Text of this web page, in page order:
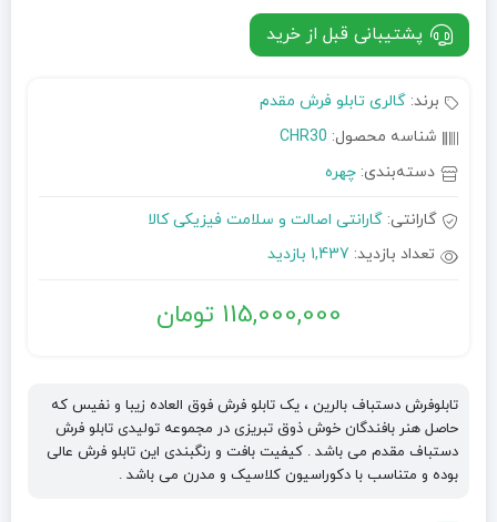
پشتیبانی قبل از خرید
برند: گالری تابلو فرش مقدم
شناسه محصول: CHR30
دسته‌بندی: چهره
گارانتی: گارانتی اصالت و سلامت فیزیکی کالا
تعداد بازدید: 1,437 بازدید
115,000,000 تومان
تابلوفرش دستباف بالرین ، یک تابلو فرش فوق العاده زیبا و نفیس که
حاصل هنر بافندگان خوش ذوق تبریزی در مجموعه تولیدی تابلو فرش
دستباف مقدم می باشد . کیفیت بافت و رنگبندی این تابلو فرش عالی
بوده و متناسب با دکوراسیون کلاسیک و مدرن می باشد .